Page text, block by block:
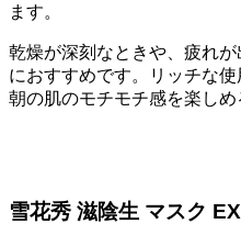
ます。
乾燥が深刻なときや、疲れ
におすすめです。リッチな
朝の肌のモチモチ感を楽しめ
雪花秀 滋陰生 マスク EX